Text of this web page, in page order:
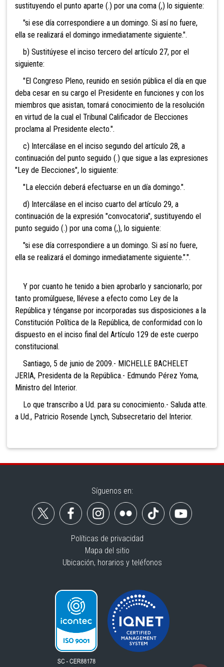
sustituyendo el punto aparte (.) por una coma (,) lo siguiente:
"si ese día correspondiere a un domingo. Si así no fuere,
ella se realizará el domingo inmediatamente siguiente.".
b) Sustitúyese el inciso tercero del artículo 27, por el
siguiente:
"El Congreso Pleno, reunido en sesión pública el día en que
deba cesar en su cargo el Presidente en funciones y con los
miembros que asistan, tomará conocimiento de la resolución
en virtud de la cual el Tribunal Calificador de Elecciones
proclama al Presidente electo.".
c) Intercálase en el inciso segundo del artículo 28, a
continuación del punto seguido (.) que sigue a las expresiones
"Ley de Elecciones", lo siguiente:
"La elección deberá efectuarse en un día domingo.".
d) Intercálase en el inciso cuarto del artículo 29, a
continuación de la expresión "convocatoria", sustituyendo el
punto seguido (.) por una coma (,), lo siguiente:
"si ese día correspondiere a un domingo. Si así no fuere,
ella se realizará el domingo inmediatamente siguiente.".".
Y por cuanto he tenido a bien aprobarlo y sancionarlo; por
tanto promúlguese, llévese a efecto como Ley de la
República y ténganse por incorporadas sus disposiciones a la
Constitución Política de la República, de conformidad con lo
dispuesto en el inciso final del Artículo 129 de este cuerpo
constitucional.
Santiago, 5 de junio de 2009.- MICHELLE BACHELET
JERIA, Presidenta de la República.- Edmundo Pérez Yoma,
Ministro del Interior.
Lo que transcribo a Ud. para su conocimiento.- Saluda atte.
a Ud., Patricio Rosende Lynch, Subsecretario del Interior.
Síguenos en:
Políticas de privacidad
Mapa del sitio
Ubicación, horarios y teléfonos